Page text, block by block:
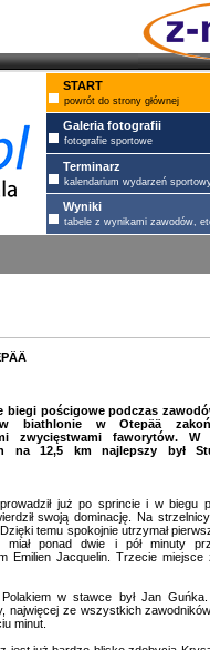
START
powrót do strony głównej
Galeria fotografii
fotografie sportowe
Terminarz
kalendarium wydarzeń
Wyniki
tabele z wynikami zawodów,
biegi pościgowe podczas
biathlonie w Otepää
zwycięstwami faworytów. W
na 12,5 km najlepszy był
już po sprincie i w biegu
swoją dominację. Na
temu spokojnie utrzymał
miał ponad dwie i pół minuty
Emilien Jacquelin. Trzecie miejsce
w stawce był Jan Guńka.
najwięcej ze wszystkich
minut.